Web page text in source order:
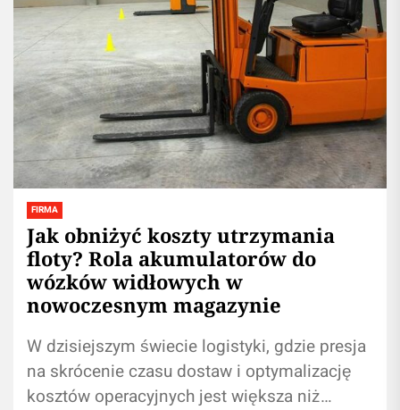
FIRMA
Jak obniżyć koszty utrzymania
floty? Rola akumulatorów do
wózków widłowych w
nowoczesnym magazynie
W dzisiejszym świecie logistyki, gdzie presja
na skrócenie czasu dostaw i optymalizację
kosztów operacyjnych jest większa niż